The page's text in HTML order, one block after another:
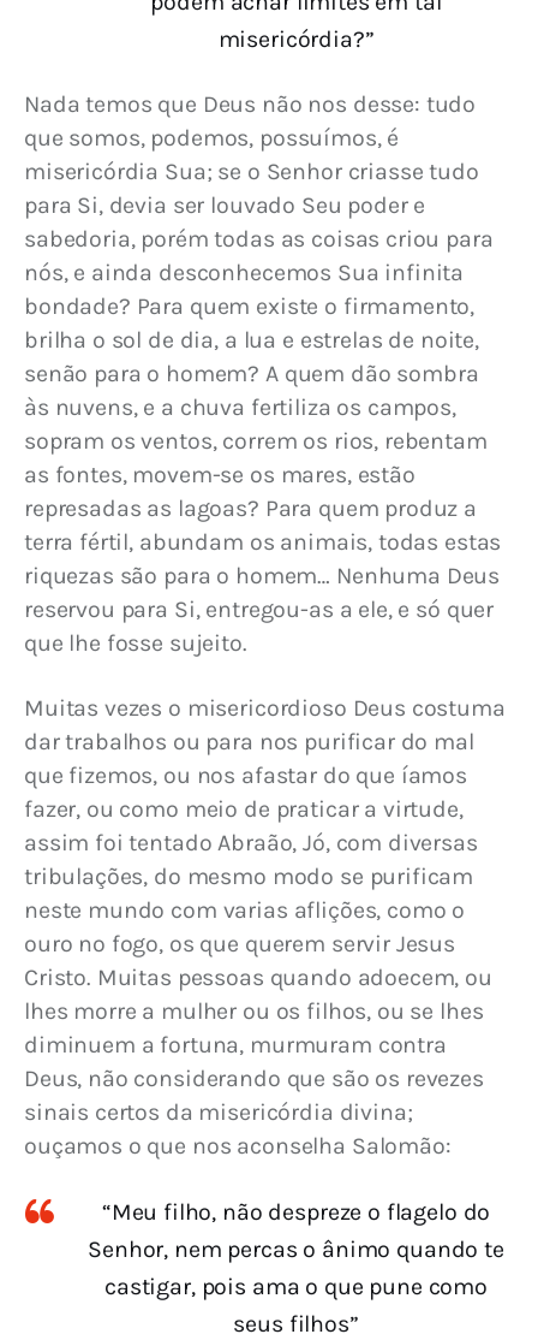
misericórdia?”
Nada temos que Deus não nos desse: tudo
que somos, podemos, possuímos, é
misericórdia Sua; se o Senhor criasse tudo
para Si, devia ser louvado Seu poder e
sabedoria, porém todas as coisas criou para
nós, e ainda desconhecemos Sua infinita
bondade? Para quem existe o firmamento,
brilha o sol de dia, a lua e estrelas de noite,
senão para o homem? A quem dão sombra
às nuvens, e a chuva fertiliza os campos,
sopram os ventos, correm os rios, rebentam
as fontes, movem-se os mares, estão
represadas as lagoas? Para quem produz a
terra fértil, abundam os animais, todas estas
riquezas são para o homem… Nenhuma Deus
reservou para Si, entregou-as a ele, e só quer
que lhe fosse sujeito.
Muitas vezes o misericordioso Deus costuma
dar trabalhos ou para nos purificar do mal
que fizemos, ou nos afastar do que íamos
fazer, ou como meio de praticar a virtude,
assim foi tentado Abraão, Jó, com diversas
tribulações, do mesmo modo se purificam
neste mundo com varias aflições, como o
ouro no fogo, os que querem servir Jesus
Cristo. Muitas pessoas quando adoecem, ou
lhes morre a mulher ou os filhos, ou se lhes
diminuem a fortuna, murmuram contra
Deus, não considerando que são os revezes
sinais certos da misericórdia divina;
ouçamos o que nos aconselha Salomão:
“Meu filho, não despreze o flagelo do
Senhor, nem percas o ânimo quando te
castigar, pois ama o que pune como
seus filhos”